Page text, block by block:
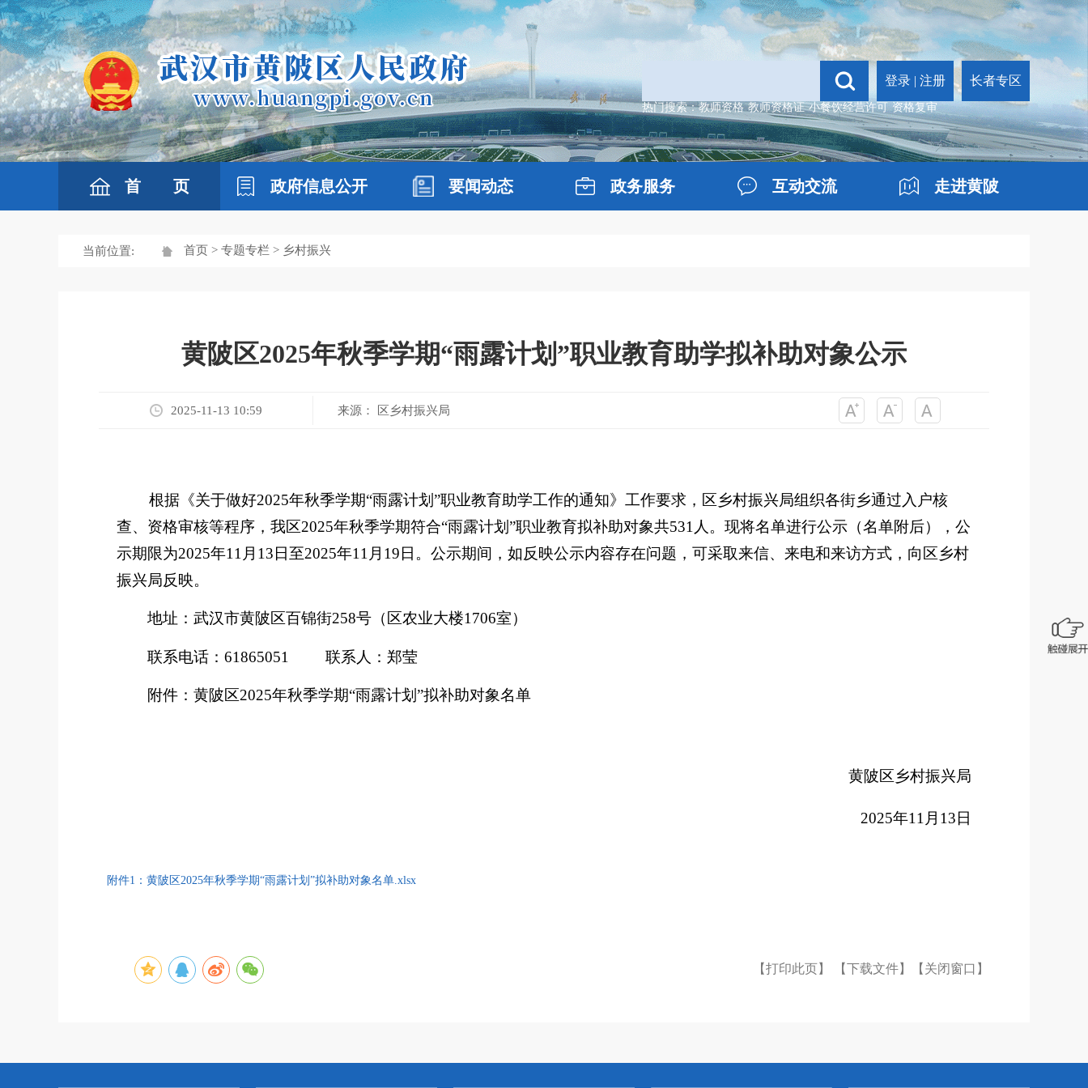
登录 | 注册 长者专区
热门搜索：教师资格 教师资格证 小餐饮经营许可 资格复审
首 页 政府信息公开 要闻动态 政务服务 互动交流 走进黄陂
当前位置: 首页 > 专题专栏 > 乡村振兴
黄陂区2025年秋季学期“雨露计划”职业教育助学拟补助对象公示
2025-11-13 10:59 来源： 区乡村振兴局
根据《关于做好2025年秋季学期“雨露计划”职业教育助学工作的通知》工作要求，区乡村振兴局组织各街乡通过入户核
查、资格审核等程序，我区2025年秋季学期符合“雨露计划”职业教育拟补助对象共531 人。现将名单进行公示（名单附后），公
示期限为2025年11 月 13 日至2025年11 月 19 日。公示期间，如反映公示内容存在问题，可采取来信、来电和来访方式，向区乡村
振兴局反映。
地址：武汉市黄陂区百锦街258号（区农业大楼1706室）
联系电话： 61865051 联系人：郑莹
附件：黄陂区2025年秋季学期“雨露计划”拟补助对象名单
黄陂区乡村振兴局
2025年11 月 13日
附件1：黄陂区2025年秋季学期“雨露计划”拟补助对象名单.xlsx
【打印此页】 【下载文件】 【关闭窗口】